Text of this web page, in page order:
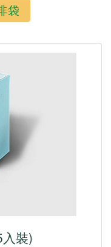
袋
裝)